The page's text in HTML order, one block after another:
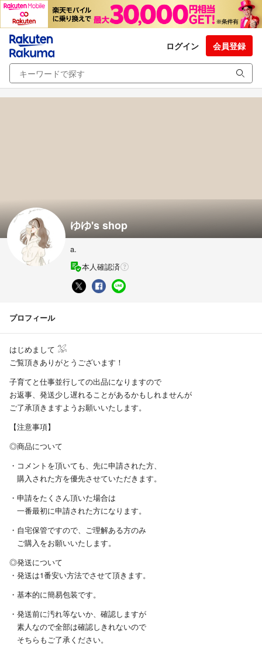
ログイン 会員登録
ゆゆ's shop
a.
本人確認済
プロフィール
はじめまして 𓅮
ご覧頂きありがとうございます！
子育てと仕事並行しての出品になりますので
お返事、発送少し遅れることがあるかもしれませんが
ご了承頂きますようお願いいたします。
【注意事項】
◎商品について
・コメントを頂いても、先に申請された方、
購入された方を優先させていただきます。
・申請をたくさん頂いた場合は
一番最初に申請された方になります。
・自宅保管ですので、ご理解ある方のみ
ご購入をお願いいたします。
◎発送について
・発送は1番安い方法でさせて頂きます。
・基本的に簡易包装です。
・発送前に汚れ等ないか、確認しますが
素人なので全部は確認しきれないので
そちらもご了承ください。